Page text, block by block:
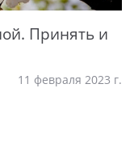
Принять и
11 февраля 2023 г.